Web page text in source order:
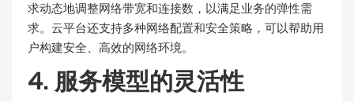
求动态地调整网络带宽和连接数，以满足业务的弹性需
求。云平台还支持多种网络配置和安全策略，可以帮助用
户构建安全、高效的网络环境。
4. 服务模型的灵活性